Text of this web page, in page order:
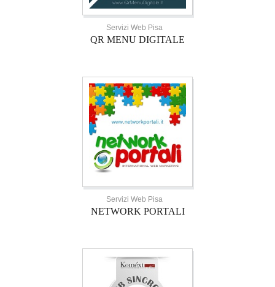
Servizi Web Pisa
QR MENU DIGITALE
Servizi Web Pisa
NETWORK PORTALI